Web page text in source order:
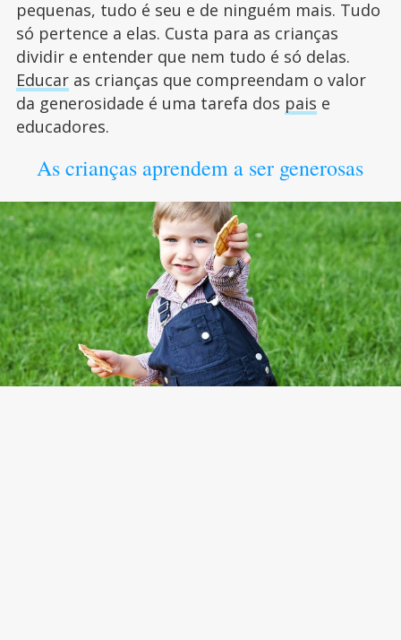
pequenas, tudo é seu e de ninguém mais. Tudo
só pertence a elas. Custa para as crianças
dividir e entender que nem tudo é só delas.
Educaras crianças que compreendam o valor
da generosidade é uma tarefa dos pais e
educadores.
As crianças aprendem a ser generosas